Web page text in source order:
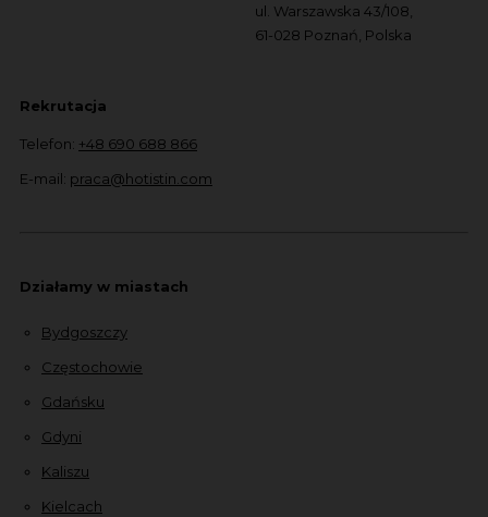
ul. Warszawska 43/108,
61-028 Poznań, Polska
Rekrutacja
Telefon: +48 690 688 866
E-mail: praca@hotistin.com
Działamy w miastach
Bydgoszczy
Częstochowie
Gdańsku
Gdyni
Kaliszu
Kielcach